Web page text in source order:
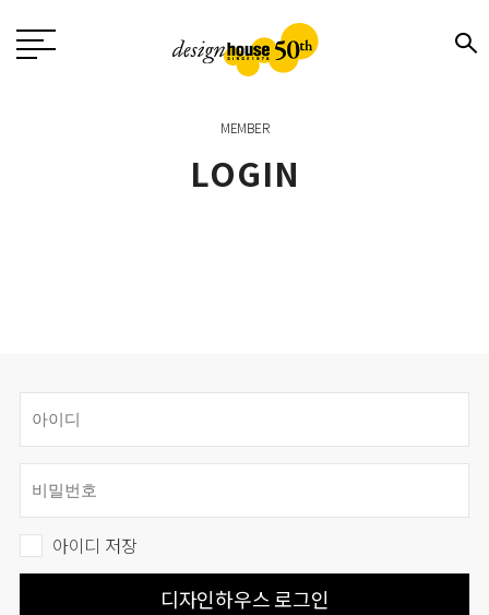
MEMBER
LOGIN
아이디 저장
디자인하우스 로그인